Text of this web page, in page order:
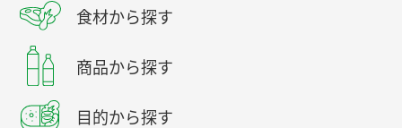
食材から探す
商品から探す
目的から探す